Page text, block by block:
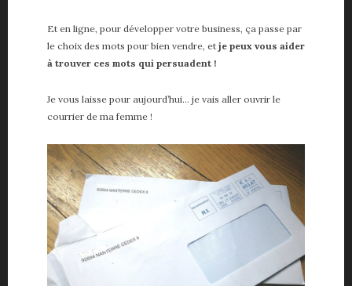
Et en ligne, pour développer votre business, ça passe par
le choix des mots pour bien vendre, et je peux vous aider
à trouver ces mots qui persuadent !
Je vous laisse pour aujourd’hui… je vais aller ouvrir le
courrier de ma femme !